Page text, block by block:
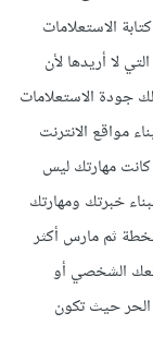
الاستعلامات
لا أريدها لأن
جودة الاستعلامات
مواقع الانترنت
مهارتك ليس
خبرتك ومهارتك
ثم مارس أكثر
الشخصي أو
حيث تكون